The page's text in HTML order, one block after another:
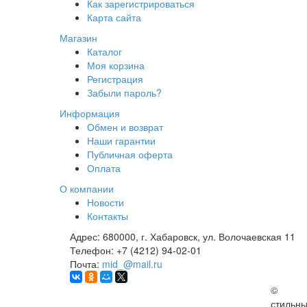
Как зарегистрироваться
Карта сайта
Магазин
Каталог
Моя корзина
Регистрация
Забыли пароль?
Информация
Обмен и возврат
Наши гарантии
Публичная оферта
Оплата
О компании
Новости
Контакты
Адрес: 680000, г. Хабаровск, ул. Волочаевская 11
Телефон: +7 (4212) 94-02-01
Почта: mid_@mail.ru
©